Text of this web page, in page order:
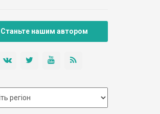
Станьте нашим автором